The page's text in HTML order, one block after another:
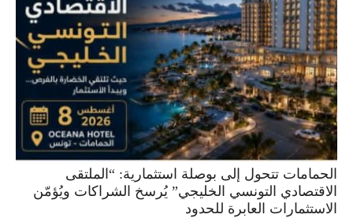
الحمامات تتحول إلى بوصلة استثمارية: “الملتقى
الاقتصادي التونسي الخليجي” يُرسخ الشراكات ويُؤمّن
الاستثمارات العابرة للحدود